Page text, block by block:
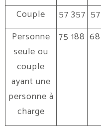
Couple 57 357
Personne
seule ou
couple
ayant une
personne à
charge
75 188